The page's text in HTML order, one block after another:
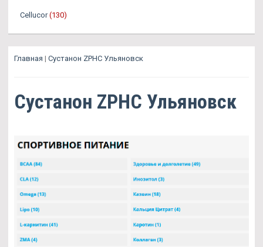
Cellucor (130)
Главная | Сустанон ZPHC Ульяновск
Сустанон ZPHC Ульяновск